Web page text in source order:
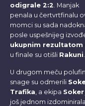
odigrale 2:2. Manjak
penala u čertvrtfinalu
momci su sada
posle uspešnijeg
ukupnim rezultatom
u finale su otišli Rakuni.
U drugom meču
snage su odmerili
Trafika , a ekipa Soker
još jednom